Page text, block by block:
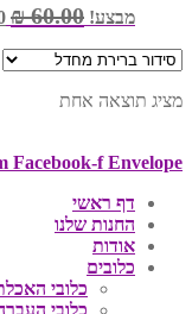
מבצע! ₪60.00
₪ 60.00.
מציג תוצאה אחת
Facebook-f Envelope
דף ראשי
החנות שלנו
אודות
כלובים
כלובי